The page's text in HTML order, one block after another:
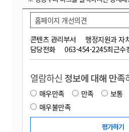
콘텐츠 관리부서
행정지원과 자
담당전화
063-454-2245최근수
홈페이지 개선의견
열람하신 정보에 대해 만족
매우만족 만족 보통
매우불만족